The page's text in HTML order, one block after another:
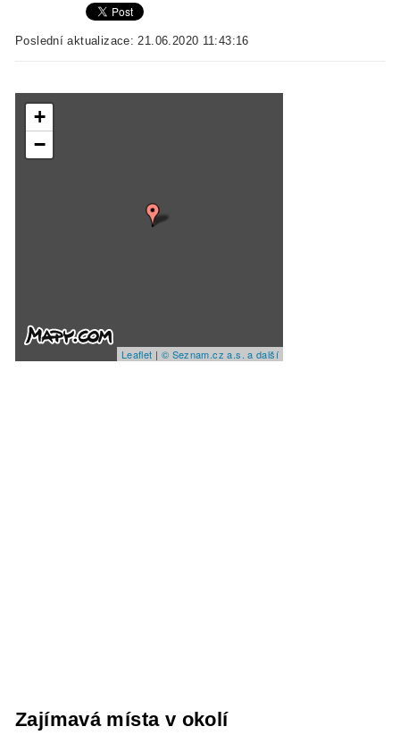
Poslední aktualizace: 21.06.2020 11:43:16
+
−
Leaflet | © Seznam.cz a.s. a další
Zajímavá místa v okolí